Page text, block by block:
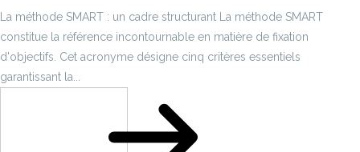
La méthode SMART : un cadre structurant La méthode SMART
constitue la référence incontournable en matière de fixation
d'objectifs. Cet acronyme désigne cinq critères essentiels
garantissant la...